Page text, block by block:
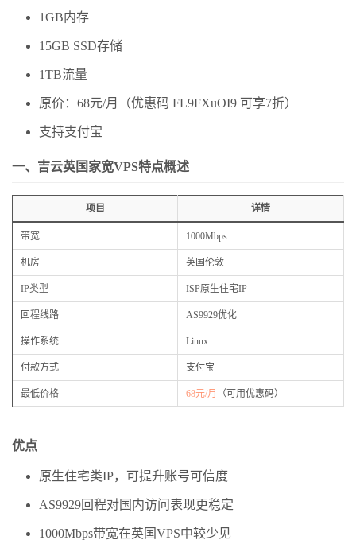
1GB内存
15GB SSD存储
1TB流量
原价：68元/月（优惠码 FL9FXuOI9 可享7折）
支持支付宝
一、吉云英国家宽VPS特点概述
项目 详情
带宽 1000Mbps
机房 英国伦敦
IP类型 ISP原生住宅IP
回程线路 AS9929优化
操作系统 Linux
付款方式 支付宝
最低价格 68元/月 （可用优惠码）
优点
原生住宅类IP，可提升账号可信度
AS9929回程对国内访问表现更稳定
1000Mbps带宽在英国VPS中较少见